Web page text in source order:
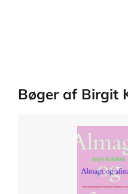
Bøger af Birgit